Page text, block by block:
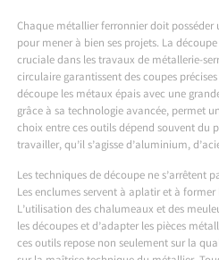
Chaque métallier ferronnier doit
pour mener à bien ses projets. La
cruciale dans les travaux de métallerie-
circulaire garantissent des coupes
découpe les métaux épais avec une
grâce à sa technologie avancée, permet
choix entre ces outils dépend souvent du
travailler, qu’il s’agisse d’aluminium,
Les techniques de découpe ne s’arrêtent
Les enclumes servent à aplatir et à
L’utilisation des chalumeaux et des
les découpes et d’adapter les pièces
ces outils repose non seulement sur la